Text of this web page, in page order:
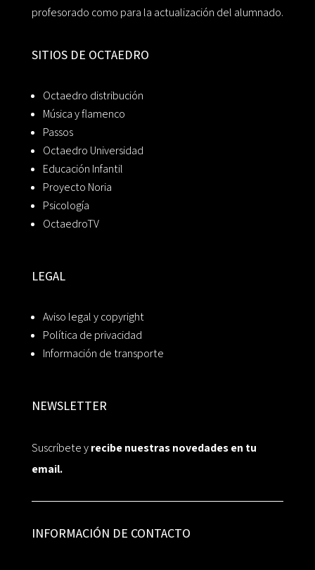
profesorado como para la actualización del alumnado.
SITIOS DE OCTAEDRO
Octaedro distribución
Música y flamenco
Passos
Octaedro Universidad
Educación Infantil
Proyecto Noria
Psicología
OctaedroTV
LEGAL
Aviso legal y copyright
Política de privacidad
Información de transporte
NEWSLETTER
Suscríbete yrecibe nuestras novedades en tu
email.
INFORMACIÓN DE CONTACTO